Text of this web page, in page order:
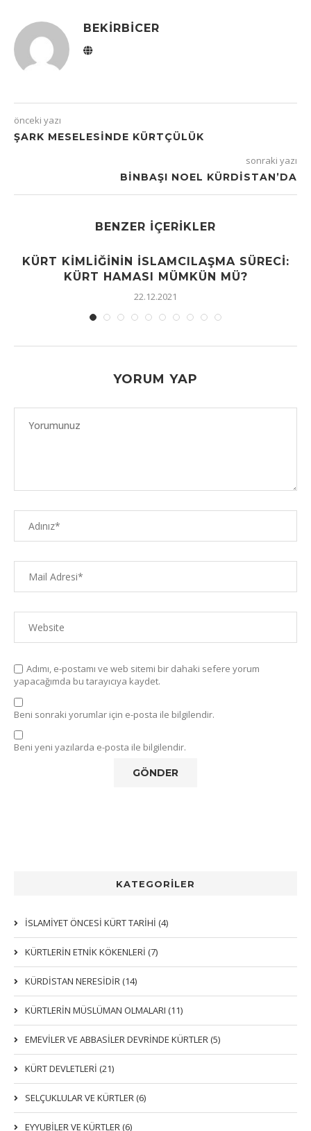
BEKIRBICER
önceki yazı
ŞARK MESELESINDE KÜRTÇÜLÜK
sonraki yazı
BINBAŞI NOEL KÜRDISTAN’DA
BENZER İÇERIKLER
KÜRT KIMLIĞININ İSLAMCILAŞMA SÜRECI:
KÜRT HAMASI MÜMKÜN MÜ?
22.12.2021
YORUM YAP
Adımı, e-postamı ve web sitemi bir dahaki sefere yorum
yapacağımda bu tarayıcıya kaydet.
Beni sonraki yorumlar için e-posta ile bilgilendir.
Beni yeni yazılarda e-posta ile bilgilendir.
KATEGORİLER
İSLAMİYET ÖNCESİ KÜRT TARİHİ (4)
KÜRTLERIN ETNIK KÖKENLERI (7)
KÜRDİSTAN NERESİDİR (14)
KÜRTLERİN MÜSLÜMAN OLMALARI (11)
EMEVİLER VE ABBASİLER DEVRİNDE KÜRTLER (5)
KÜRT DEVLETLERİ (21)
SELÇUKLULAR VE KÜRTLER (6)
EYYUBİLER VE KÜRTLER (6)